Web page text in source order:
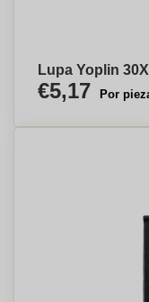
Lupa Yoplin
€5,17 Por